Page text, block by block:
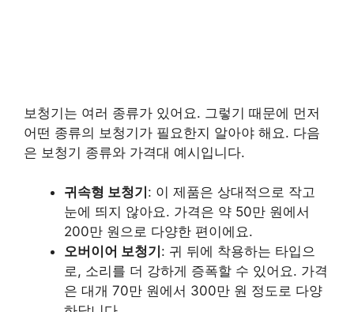
보청기는 여러 종류가 있어요. 그렇기 때문에 먼저
어떤 종류의 보청기가 필요한지 알아야 해요. 다음
은 보청기 종류와 가격대 예시입니다.
귀속형 보청기 : 이 제품은 상대적으로 작고
눈에 띄지 않아요. 가격은 약 50만 원에서
200만 원으로 다양한 편이에요.
오버이어 보청기 : 귀 뒤에 착용하는 타입으
로, 소리를 더 강하게 증폭할 수 있어요. 가격
은 대개 70만 원에서 300만 원 정도로 다양